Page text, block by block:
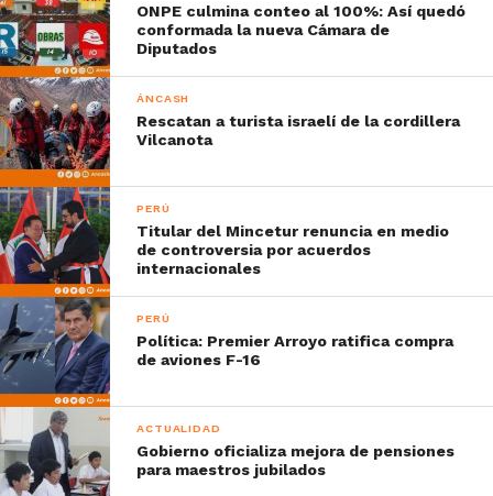
ONPE culmina conteo al 100%: Así quedó
conformada la nueva Cámara de
Diputados
ÁNCASH
Rescatan a turista israelí de la cordillera
Vilcanota
PERÚ
Titular del Mincetur renuncia en medio
de controversia por acuerdos
internacionales
PERÚ
Política: Premier Arroyo ratifica compra
de aviones F-16
ACTUALIDAD
Gobierno oficializa mejora de pensiones
para maestros jubilados